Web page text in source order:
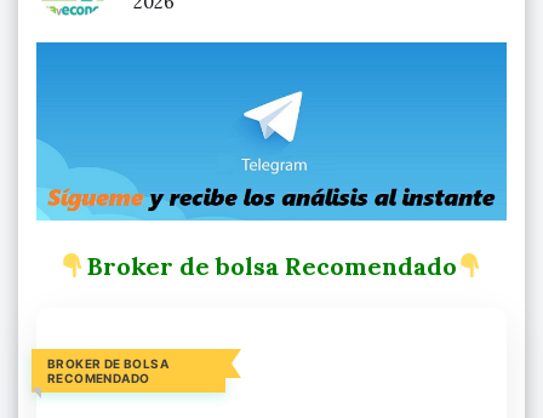
Broker de bolsa Recomendado
BROKER DE BOLSA
RECOMENDADO